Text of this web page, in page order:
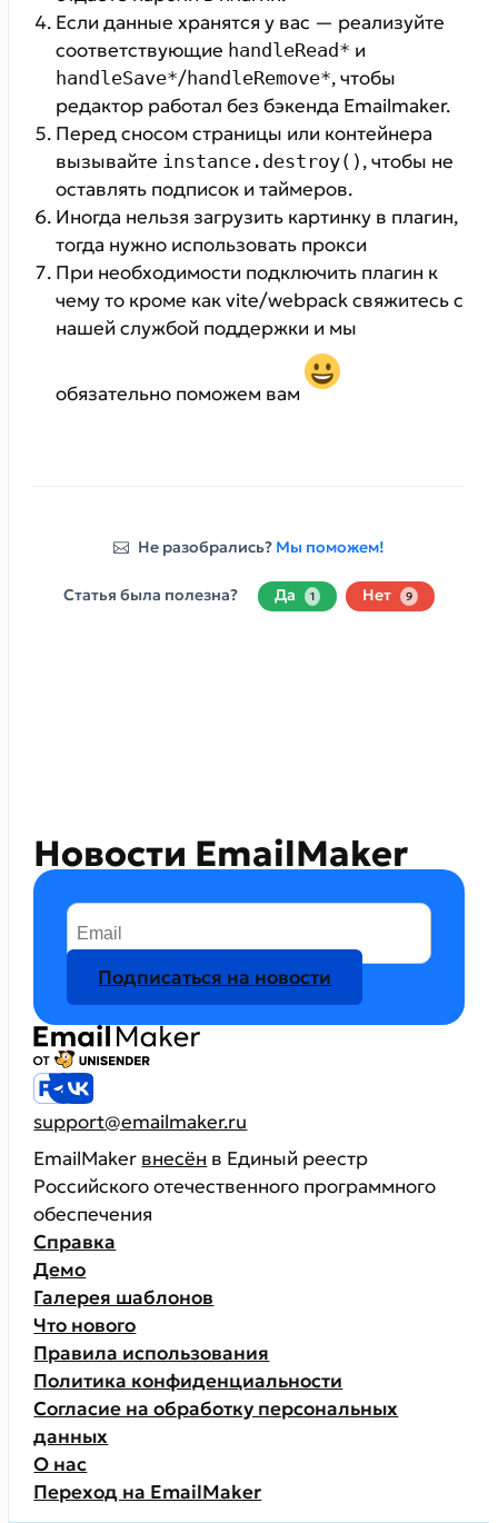
Если данные хранятся у вас — реализуйте
соответствующие handleRead* и
handleSave*/handleRemove*, чтобы
редактор работал без бэкенда Emailmaker.
Перед сносом страницы или контейнера
вызывайте instance.destroy() , чтобы не
оставлять подписок и таймеров.
Иногда нельзя загрузить картинку в плагин,
тогда нужно использовать прокси
При необходимости подключить плагин к
чему то кроме как vite/webpack свяжитесь с
нашей службой поддержки и мы
обязательно поможем вам
Не разобрались? Мы поможем!
Статья была полезна? Да 1 Нет 9
Новости EmailMaker
Подписаться на новости
support@emailmaker.ru
EmailMaker внесён в Единый реестр
Российского отечественного программного
обеспечения
Справка
Демо
Галерея шаблонов
Что нового
Правила использования
Политика конфиденциальности
Согласие на обработку персональных
данных
О нас
Переход на EmailMaker